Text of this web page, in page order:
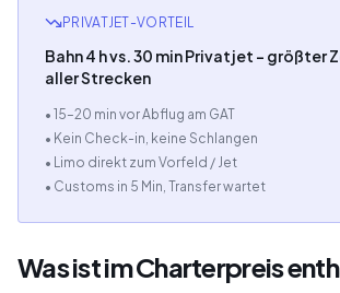
PRIVATJET-VORTEIL
Bahn 4 h vs. 30 min Privatjet – größter
aller Strecken
• 15–20 min vor Abflug am GAT
• Kein Check-in, keine Schlangen
• Limo direkt zum Vorfeld / Jet
• Customs in 5 Min, Transfer wartet
Was ist im Charterpreis